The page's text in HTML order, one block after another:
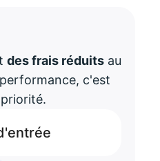
des frais réduits au
c'est